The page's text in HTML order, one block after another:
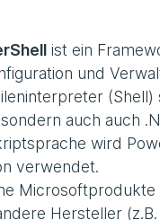
ist ein
und
auch auch
wird
verwendet.
Hersteller